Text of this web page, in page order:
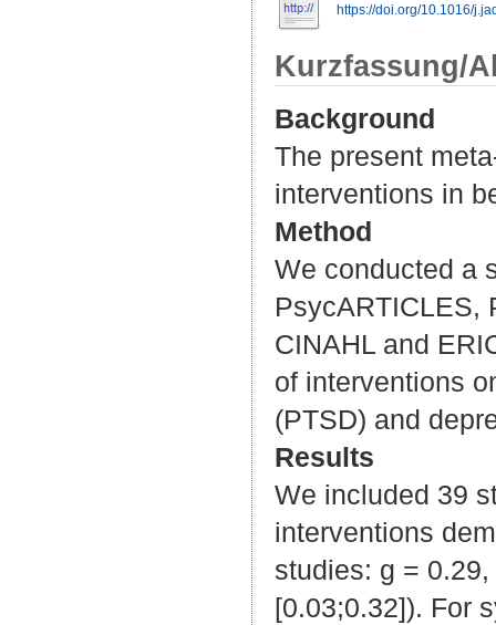
https://doi.org/10.1016/
Kurzfassung/
Background
The present
interventions in
Method
We conducted a
PsycARTICLES,
CINAHL and
of interventions
(PTSD) and
Results
We included 39
interventions
studies: g =
[0.03;0.32]). For